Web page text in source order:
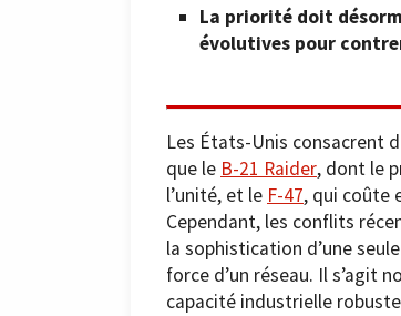
La priorité doit
évolutives pour
Les États-Unis consacrent
que le B-21 Raider, dont le
l’unité, et le F-47, qui coûte
Cependant, les conflits
la sophistication d’une
force d’un réseau. Il s’agit
capacité industrielle